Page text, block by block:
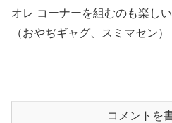
オレ コーナーを組むのも楽しい
（おやぢギャグ、スミマセン）
コメントを